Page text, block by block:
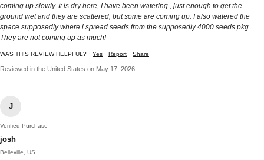
coming up slowly. It is dry here, I have been watering , just enough to get the
ground wet and they are scattered, but some are coming up. I also watered the
space supposedly where i spread seeds from the supposedly 4000 seeds pkg.
They are not coming up as much!
WAS THIS REVIEW HELPFUL? Yes Report Share
Reviewed in the United States on May 17, 2026
J
Verified Purchase
josh
Belleville, US